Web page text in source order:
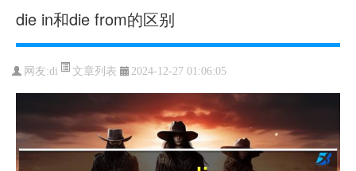
die in和die from的区别
网友:di 文章列表 2024-12-27 01:06:05